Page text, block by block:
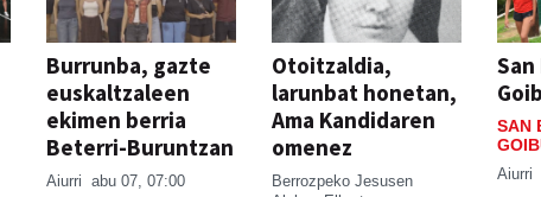
Burrunba, gazte
euskaltzaleen
ekimen berria
Beterri-Buruntzan
Aiurri abu 07, 07:00
Otoitzaldia,
larunbat honetan,
Ama Kandidaren
omenez
Berrozpeko Jesusen
SAN
Aiurri